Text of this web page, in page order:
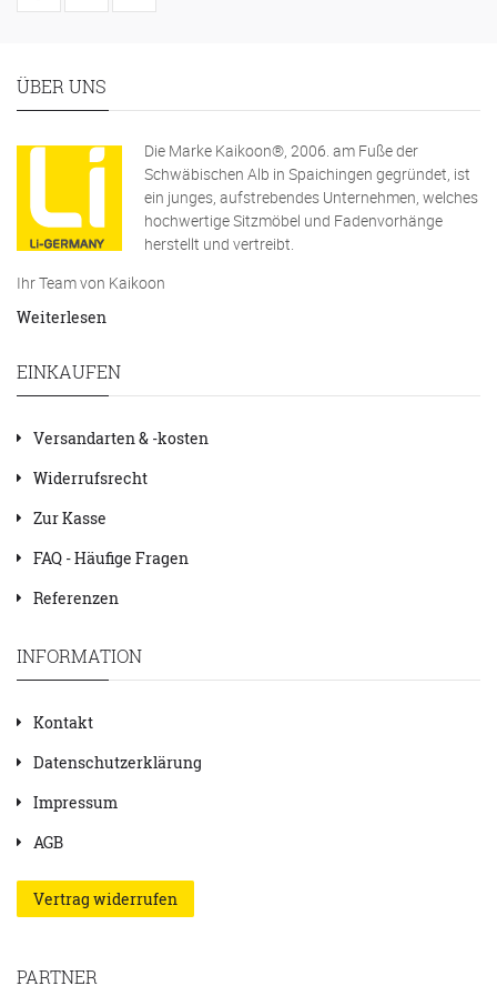
ÜBER UNS
Die Marke Kaikoon®, 2006. am Fuße der
Schwäbischen Alb in Spaichingen gegründet, ist
ein junges, aufstrebendes Unternehmen, welches
hochwertige Sitzmöbel und Fadenvorhänge
herstellt und vertreibt.
Ihr Team von Kaikoon
Weiterlesen
EINKAUFEN
Versandarten & -kosten
Widerrufsrecht
Zur Kasse
FAQ - Häufige Fragen
Referenzen
INFORMATION
Kontakt
Datenschutzerklärung
Impressum
AGB
Vertrag widerrufen
PARTNER